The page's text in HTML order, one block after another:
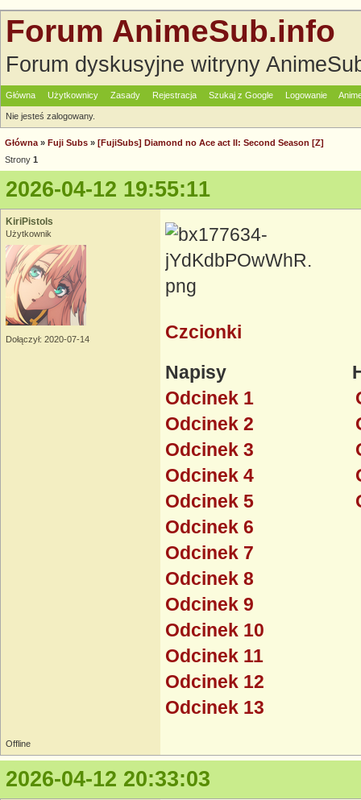
Forum AnimeSub.info
Forum dyskusyjne witryny
Główna Użytkownicy Zasady Rejestracja Szukaj z Google Logowanie
Nie jesteś zalogowany.
Główna » Fuji Subs » [FujiSubs] Diamond no Ace act II: Second Season [Z]
Strony 1
2026-04-12 19:55:11
KiriPistols
Użytkownik
Dołączył: 2020-07-14
Czcionki
Napisy
Odcinek 1
Odcinek 2
Odcinek 3
Odcinek 4
Odcinek 5
Odcinek 6
Odcinek 7
Odcinek 8
Odcinek 9
Odcinek 10
Odcinek 11
Odcinek 12
Odcinek 13
Offline
2026-04-12 20:33:03